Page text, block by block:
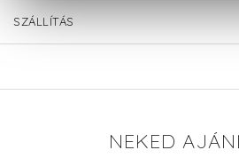
SZÁLLÍTÁS
NEKED